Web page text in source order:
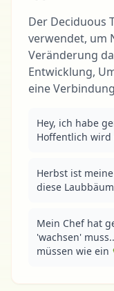
Der Deciduous
verwendet, um
Veränderung
Entwicklung,
eine
Hey, ich habe
Hoffentlich wird
Herbst ist
diese
Mein Chef hat
'wachsen'
müssen wie ein